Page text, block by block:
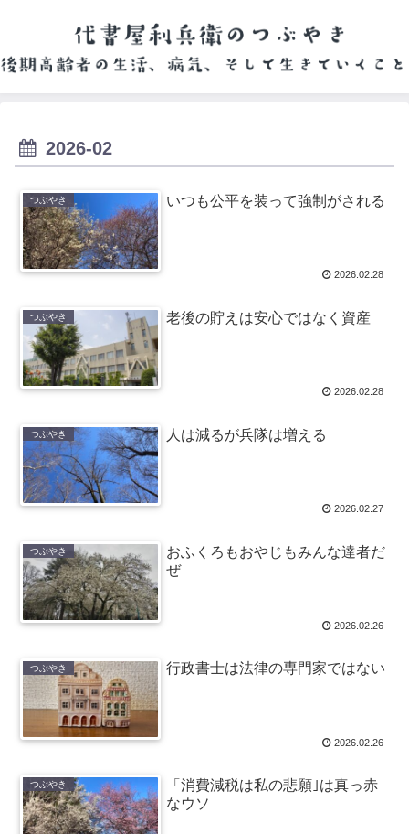
2026-02
つぶやき いつも公平を装って強制がされる
2026.02.28
つぶやき 老後の貯えは安心ではなく資産
2026.02.28
つぶやき 人は減るが兵隊は増える
2026.02.27
つぶやき
おふくろもおやじもみんな達者だ
ぜ
2026.02.26
つぶやき 行政書士は法律の専門家ではない
2026.02.26
つぶやき
「消費減税は私の悲願｣は真っ赤
なウソ